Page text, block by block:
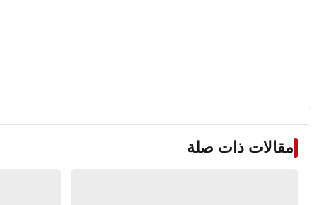
مقالات ذات صلة